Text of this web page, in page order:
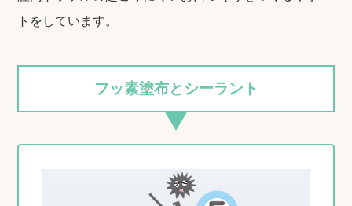
トをしています。
フッ素塗布とシーラント